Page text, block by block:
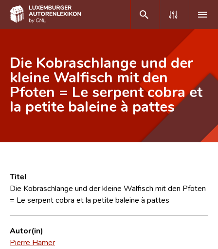
DE FR
Home
Autor(inn)en A-Z
Forschungsgruppe
Die Kobraschlange und der
kleine Walfisch mit den
Pfoten = Le serpent cobra et
la petite baleine à pattes
Titel
Die Kobraschlange und der kleine Walfisch mit den Pfoten
= Le serpent cobra et la petite baleine à pattes
Autor(in)
Pierre Hamer